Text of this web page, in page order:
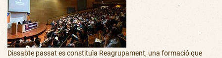
Dissabte passat es constituïa Reagrupament, una formació que